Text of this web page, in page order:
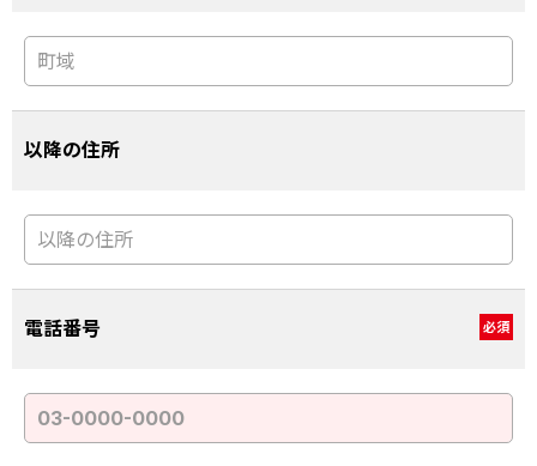
以降の住所
電話番号 必須